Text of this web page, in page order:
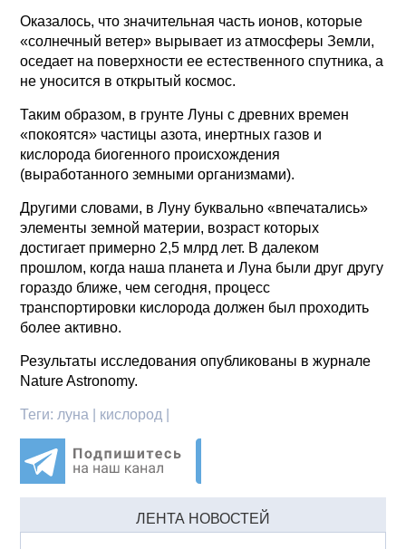
Оказалось, что значительная часть ионов, которые
«солнечный ветер» вырывает из атмосферы Земли,
оседает на поверхности ее естественного спутника, а
не уносится в открытый космос.
Таким образом, в грунте Луны с древних времен
«покоятся» частицы азота, инертных газов и
кислорода биогенного происхождения
(выработанного земными организмами).
Другими словами, в Луну буквально «впечатались»
элементы земной материи, возраст которых
достигает примерно 2,5 млрд лет. В далеком
прошлом, когда наша планета и Луна были друг другу
гораздо ближе, чем сегодня, процесс
транспортировки кислорода должен был проходить
более активно.
Результаты исследования опубликованы в журнале
Nature Astronomy.
Теги: луна | кислород |
ЛЕНТА НОВОСТЕЙ